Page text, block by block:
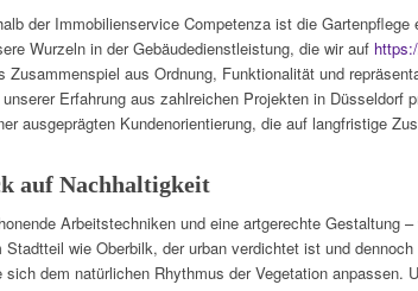
der Immobilienservice Competenza ist die
Wurzeln in der Gebäudedienstleistung, die wir auf
aus Ordnung, Funktionalität und
Erfahrung aus zahlreichen Projekten in Düsseldorf
ausgeprägten Kundenorientierung, die auf langfristige
auf Nachhaltigkeit
Arbeitstechniken und eine artgerechte Gestaltung
wie Oberbilk, der urban verdichtet ist und
dem natürlichen Rhythmus der Vegetation anpassen.